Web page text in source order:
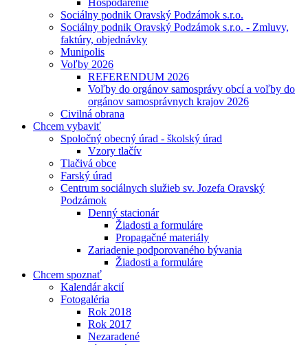
Hospodárenie
Sociálny podnik Oravský Podzámok s.r.o.
Sociálny podnik Oravský Podzámok s.r.o. - Zmluvy,
faktúry, objednávky
Munipolis
Voľby 2026
REFERENDUM 2026
Voľby do orgánov samosprávy obcí a voľby do
orgánov samosprávnych krajov 2026
Civilná obrana
Chcem vybaviť
Spoločný obecný úrad - školský úrad
Vzory tlačív
Tlačivá obce
Farský úrad
Centrum sociálnych služieb sv. Jozefa Oravský
Podzámok
Denný stacionár
Žiadosti a formuláre
Propagačné materiály
Zariadenie podporovaného bývania
Žiadosti a formuláre
Chcem spoznať
Kalendár akcií
Fotogaléria
Rok 2018
Rok 2017
Nezaradené